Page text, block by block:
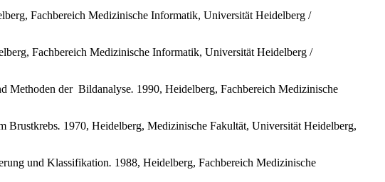
Fachbereich Medizinische Informatik, Universität Heidelberg /
Fachbereich Medizinische Informatik, Universität Heidelberg /
Methoden der Bildanalyse. 1990, Heidelberg, Fachbereich Medizinische
Brustkrebs. 1970, Heidelberg, Medizinische Fakultät, Universität Heidelberg,
und Klassifikation. 1988, Heidelberg, Fachbereich Medizinische